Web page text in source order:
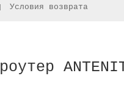
Условия возврата